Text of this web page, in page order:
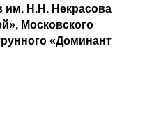
им. Н.Н. Некрасова
Московского
«Доминант